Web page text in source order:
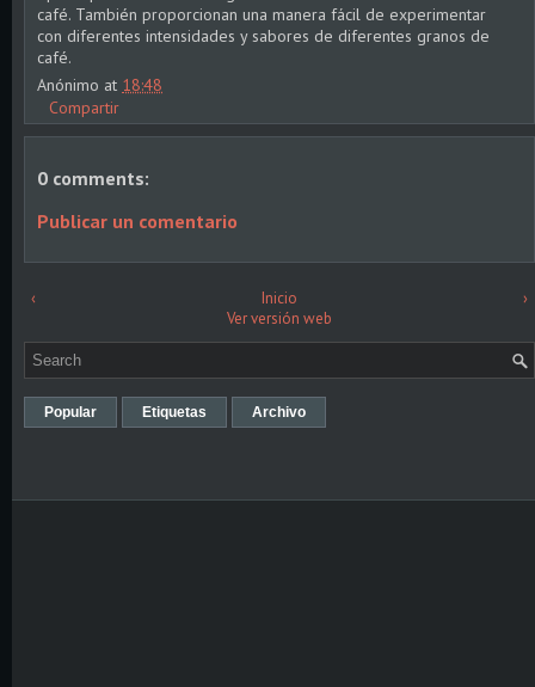
café. También proporcionan una manera fácil de experimentar
con diferentes intensidades y sabores de diferentes granos de
café.
Anónimo at 18:48
Compartir
0 comments:
Publicar un comentario
‹ ›
Inicio
Ver versión web
Popular Etiquetas Archivo